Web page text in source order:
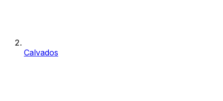
Calvados